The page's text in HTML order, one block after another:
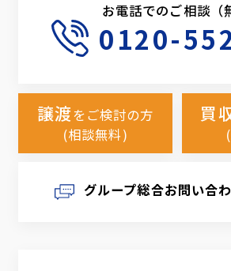
お電話でのご相談（
0120-
譲渡をご検討の方
(相談無料)
買
グループ総合お問い合